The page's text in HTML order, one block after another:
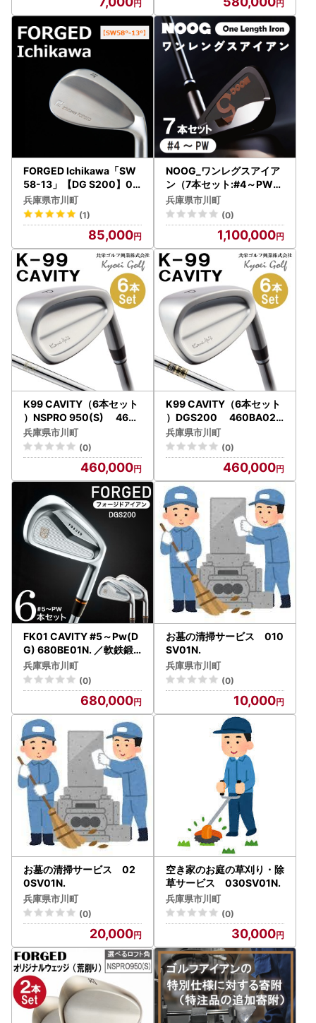
FORGED Ichikawa「SW
58-13」【DG S200】08
5HB01N.／ゴルフ ゴルフ
クラブ ウェッジ
兵庫県市川町
(1)
85,000
NOOG_ワンレグスアイア
ン（7本セット:#4～PW).1
10BA01N
兵庫県市川町
(0)
1,100,000
K99 CAVITY（6本セット
）NSPRO 950(S) 460B
A01N.／軟鉄鍛造 フォー
ジド アイアン 国産 ゴルフ
クラブ
兵庫県市川町
(0)
460,000
K99 CAVITY（6本セット
）DGS200 460BA02N
.／軟鉄鍛造 フォージド ア
イアン 国産 ゴルフクラブ
兵庫県市川町
(0)
460,000
FK01 CAVITY #5～Pw(D
G) 680BE01N. ／軟鉄鍛
造 フォージド アイアン 国
産 ゴルフクラブ
兵庫県市川町
(0)
680,000
お墓の清掃サービス 010
SV01N.
兵庫県市川町
(0)
10,000
お墓の清掃サービス 02
0SV01N.
兵庫県市川町
(0)
20,000
空き家のお庭の草刈り・除
草サービス 030SV01N.
兵庫県市川町
(0)
30,000